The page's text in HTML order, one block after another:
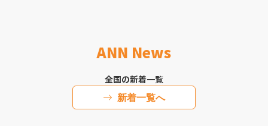
ANN News
全国の新着一覧
新着一覧へ